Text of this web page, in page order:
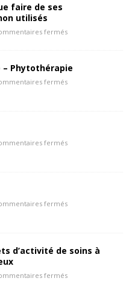
faire de ses
utilisés
fermés
Phytothérapie
fermés
fermés
fermés
d’activité de soins à
fermés